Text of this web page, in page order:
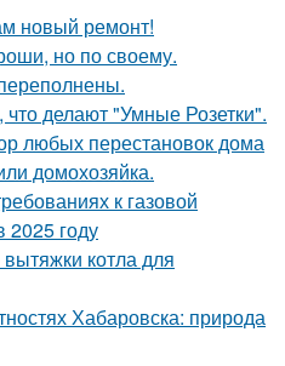
новый ремонт!
но по своему.
делают "Умные Розетки".
любых перестановок дома
домохозяйка.
к газовой
2025 году
котла для
Хабаровска: природа